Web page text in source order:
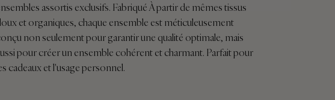
assortis exclusifs. Fabriqué À partir de mêmes tissus
et organiques, chaque ensemble est méticuleusement
non seulement pour garantir une qualité optimale, mais
pour créer un ensemble cohérent et charmant. Parfait pour
cadeaux et l'usage personnel.